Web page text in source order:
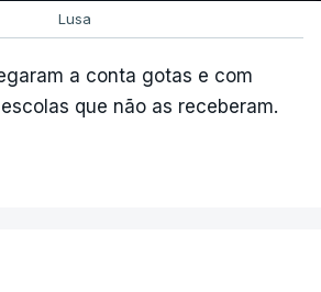
Lusa
a conta gotas e com
que não as receberam.